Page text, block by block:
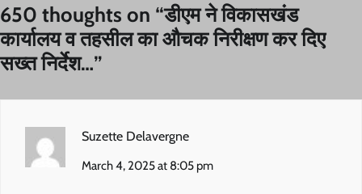
650 thoughts on “डीएम ने विकासखंड
कार्यालय व तहसील का औचक निरीक्षण कर दिए
सख्त निर्देश…”
Suzette Delavergne
March 4, 2025 at 8:05 pm